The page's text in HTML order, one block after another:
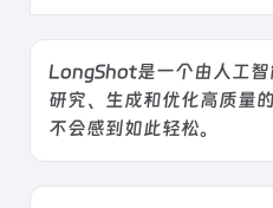
LongShot是一个由人工智
研究、生成和优化高质量
不会感到如此轻松。